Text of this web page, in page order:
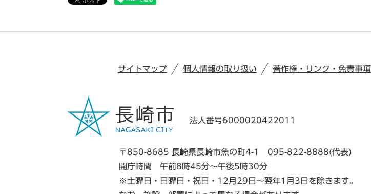
サイトマップ 個人情報の取り扱い 著作権・リンク・免責事項
法人番号6000020422011
〒850-8685 長崎県長崎市魚の町4-1
095-822-8888(代表)
開庁時間 午前8時45分～午後5時30分
※土曜日・日曜日・祝日・12月29日～翌年1月3日を除きます。